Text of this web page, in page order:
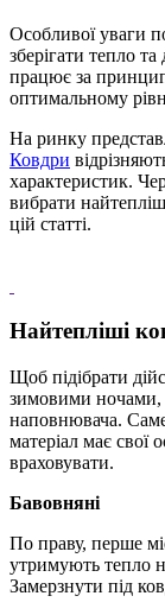
Особливої уваги
зберігати тепло
працює за
оптимальному
На ринку
Ковдри
характеристик.
вибрати
цій статті.
Найтепліші
Щоб підібрати
зимовими ночами,
наповнювача.
матеріал має свої
враховувати.
Бавовняні
По праву, перше
утримують тепло
Замерзнути під